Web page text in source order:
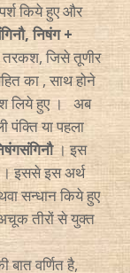
किये हुए और
निषंग +
जिसे तूणीर
का , साथ होने
लिये हुए । अब
पंक्ति या पहला
। इस
। इससे इस अर्थ
सन्धान किये हुए
तीरों से युक्त
वर्णित है,